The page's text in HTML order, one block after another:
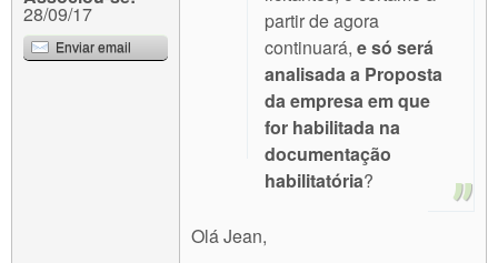
28/09/17
Enviar email
partir de agora
continuará, e só será
analisada a Proposta
da empresa em que
for habilitada na
documentação
habilitatória?
Olá Jean,